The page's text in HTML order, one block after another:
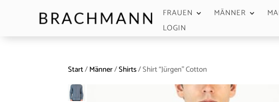
FRAUEN MÄNNER
LOGIN
Start/Männer/Shirts/ Shirt “Jürgen” Cotton